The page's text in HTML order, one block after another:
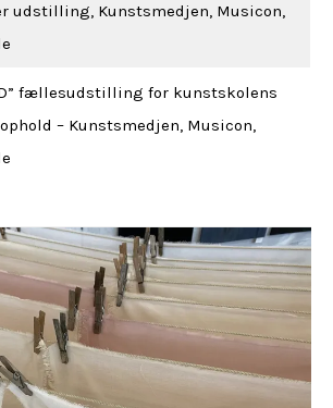
udstilling, Kunstsmedjen, Musicon,
fællesudstilling for kunstskolens
– Kunstsmedjen, Musicon,